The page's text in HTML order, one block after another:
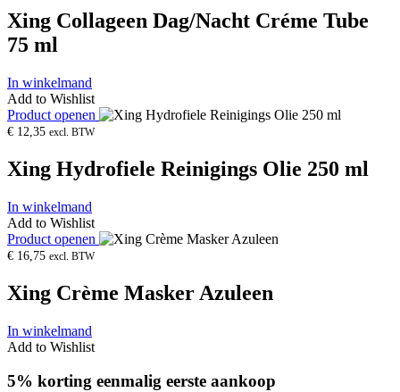
Xing Collageen Dag/Nacht Créme Tube
75 ml
In winkelmand
Add to Wishlist
Product openen
€ 12,35 excl. BTW
Xing Hydrofiele Reinigings Olie 250 ml
In winkelmand
Add to Wishlist
Product openen
€ 16,75 excl. BTW
Xing Crème Masker Azuleen
In winkelmand
Add to Wishlist
5% korting eenmalig eerste aankoop